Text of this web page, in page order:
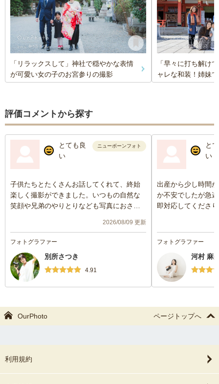
「リラックスして」神社で穏やかな表情
が可愛い女の子のお宮参りの撮影
「早々に打ち解け
ャレな和装！姉妹
評価コメントから探す
とても良
い
ニューボーンフォト
子供たちとたくさんお話してくれて、終始
楽しく撮影ができました。いつもの自然な
笑顔や兄弟のやりとりなども写真におさめ
2026/08/09 更新
フォトグラファー
別所さつき
4.91
と
い
出産から少し時間
か不安でしたが急
即対応してくださ
やしてくれたり、
仕上がりでした！
フォトグラファー
河村 麻
OurPhoto ページトップへ
利用規約